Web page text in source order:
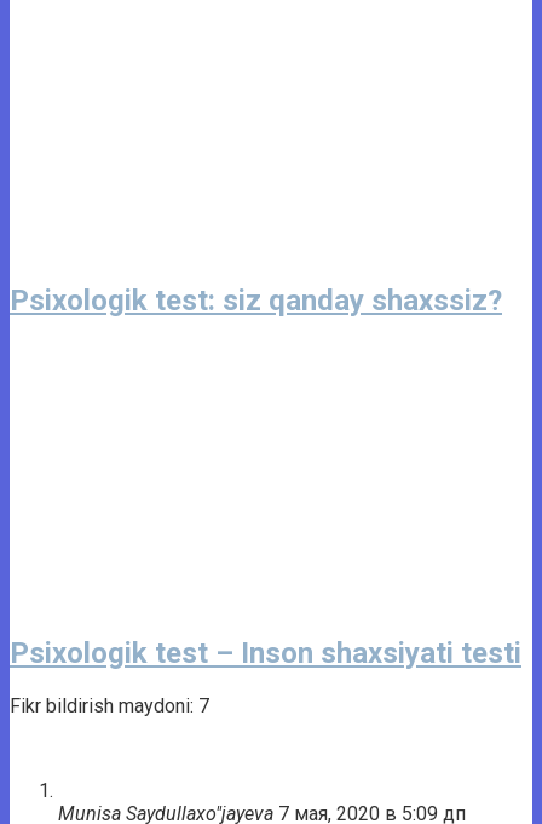
Psixologik test: siz qanday shaxssiz?
Psixologik test – Inson shaxsiyati testi
Fikr bildirish maydoni: 7
Munisa Saydullaxo"jayeva 7 мая, 2020 в 5:09 дп